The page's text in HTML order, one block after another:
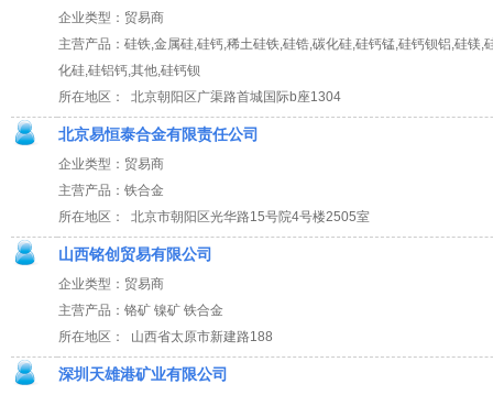
企业类型：贸易商
主营产品：硅铁,金属硅,硅钙,稀土硅铁,硅锆,碳化硅,硅钙锰,硅钙钡铝,硅镁,
化硅,硅铝钙,其他,硅钙钡
所在地区： 北京朝阳区广渠路首城国际b座1304
北京易恒泰合金有限责任公司
企业类型：贸易商
主营产品：铁合金
所在地区： 北京市朝阳区光华路15号院4号楼2505室
山西铭创贸易有限公司
企业类型：贸易商
主营产品：铬矿 镍矿 铁合金
所在地区： 山西省太原市新建路188
深圳天雄港矿业有限公司